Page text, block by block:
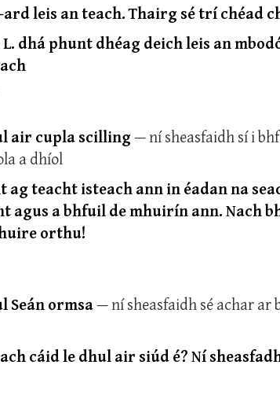
ard leis an teach. Thairg sé trí
L. dhá phunt dhéag deich leis an
air cupla scilling— ní sheasfaidh sí i
a dhíol
ag teacht isteach ann in éadan na
agus a bhfuil de mhuirín ann. Nach
orthu!
Seán ormsa— ní sheasfaidh sé achar
cáid le dhul air siúd é? Ní